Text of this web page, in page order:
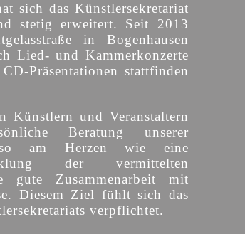
sich das Künstlersekretariat
stetig erweitert. Seit 2013
in Bogenhausen
Lied- und Kammerkonzerte
Präsentationen stattfinden
Künstlern und Veranstaltern
Beratung unserer
am Herzen wie eine
der vermittelten
gute Zusammenarbeit mit
Diesem Ziel fühlt sich das
verpflichtet.